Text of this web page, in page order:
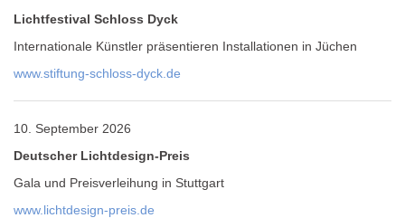
Lichtfestival Schloss Dyck
Internationale Künstler präsentieren Installationen in Jüchen
www.stiftung-schloss-dyck.de
10. September 2026
Deutscher Lichtdesign-Preis
Gala und Preisverleihung in Stuttgart
www.lichtdesign-preis.de